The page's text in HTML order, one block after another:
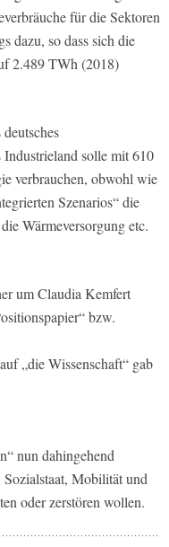
für die Sektoren
dazu, so dass sich die
2.489 TWh (2018)
Industrieland solle mit 610
verbrauchen, obwohl wie
Szenarios“ die
Wärmeversorgung etc.
um Claudia Kemfert
bzw.
„die Wissenschaft“ gab
nun dahingehend
Mobilität und
oder zerstören wollen.